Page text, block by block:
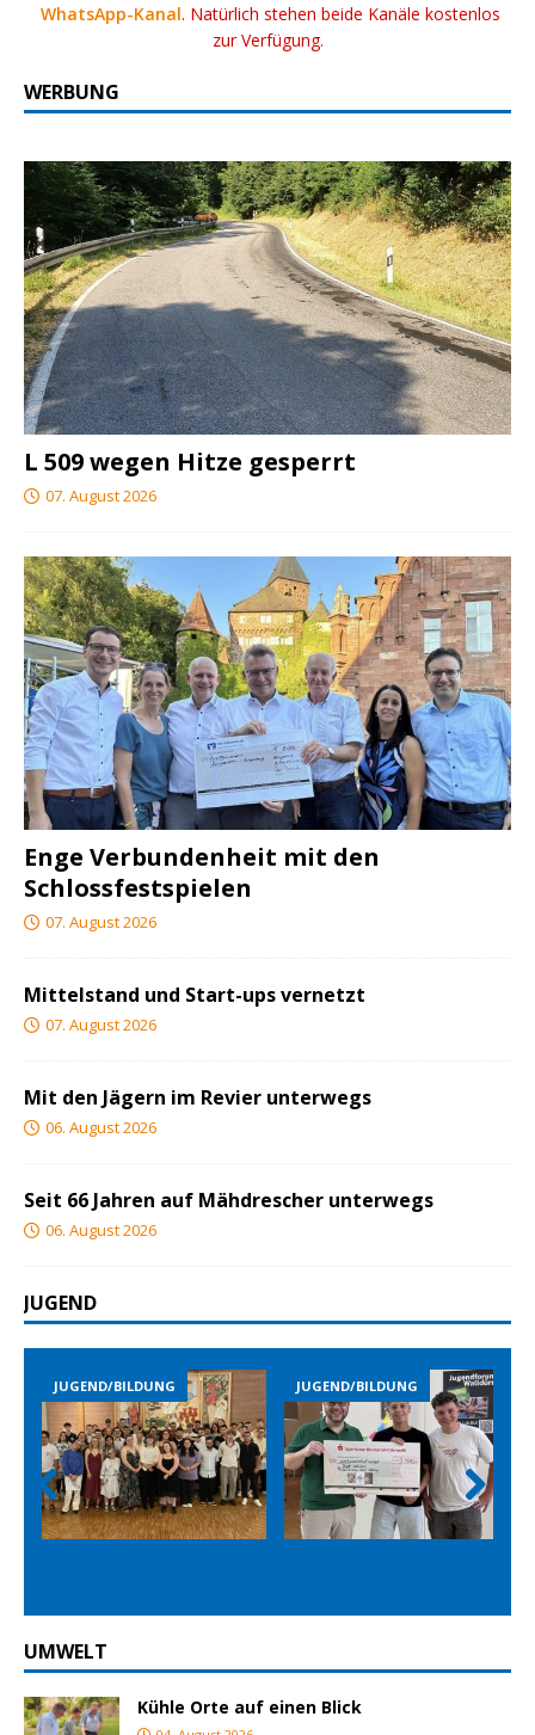
WhatsApp-Kanal. Natürlich stehen beide Kanäle kostenlos
zur Verfügung.
WERBUNG
L 509 wegen Hitze gesperrt
07. August 2026
Enge Verbundenheit mit den
Schlossfestspielen
07. August 2026
Mittelstand und Start-ups vernetzt
07. August 2026
Mit den Jägern im Revier unterwegs
06. August 2026
Seit 66 Jahren auf Mähdrescher unterwegs
06. August 2026
JUGEND
JUGEND/BILDUNG JUGEND/BILDUNG
Prev
ious
Nex
t
UMWELT
Kühle Orte auf einen Blick